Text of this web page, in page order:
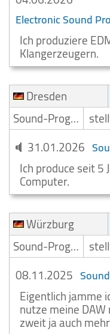
Electronic Sound
Ich produziere
Klangerzeugern.
Dresden
Sound-Programmierer
31.01.2026
Ich produce seit 5
Computer.
Würzburg
Sound-Programmierer
08.11.2025
Eigentlich jamme
nutze meine
zweit ja auch